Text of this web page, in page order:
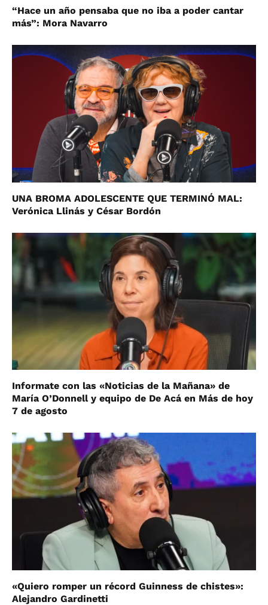
“Hace un año pensaba que no iba a poder cantar
más”: Mora Navarro
UNA BROMA ADOLESCENTE QUE TERMINÓ MAL:
Verónica Llinás y César Bordón
Informate con las «Noticias de la Mañana» de
María O’Donnell y equipo de De Acá en Más de hoy
7 de agosto
«Quiero romper un récord Guinness de chistes»:
Alejandro Gardinetti